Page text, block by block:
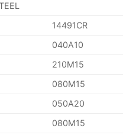
14491CR
040A10
210M15
080M15
050A20
080M15